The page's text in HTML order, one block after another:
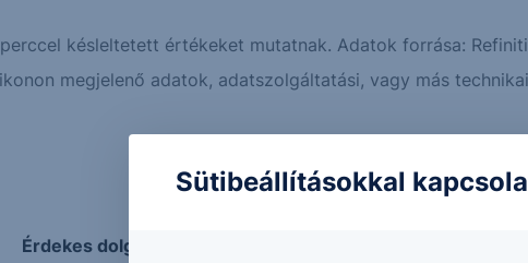
késleltetett értékeket mutatnak. Adatok forrása:
megjelenő adatok, adatszolgáltatási, vagy más
Erste elemzések
Érdekes dolgokat mondott az OTP!
Sütibeállításokkal